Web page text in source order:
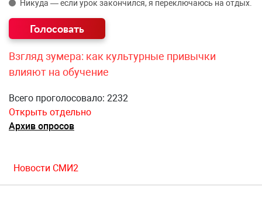
Никуда — если урок закончился, я переключаюсь на отдых.
Взгляд зумера: как культурные привычки
влияют на обучение
Всего проголосовало: 2232
Открыть отдельно
Архив опросов
Новости СМИ2